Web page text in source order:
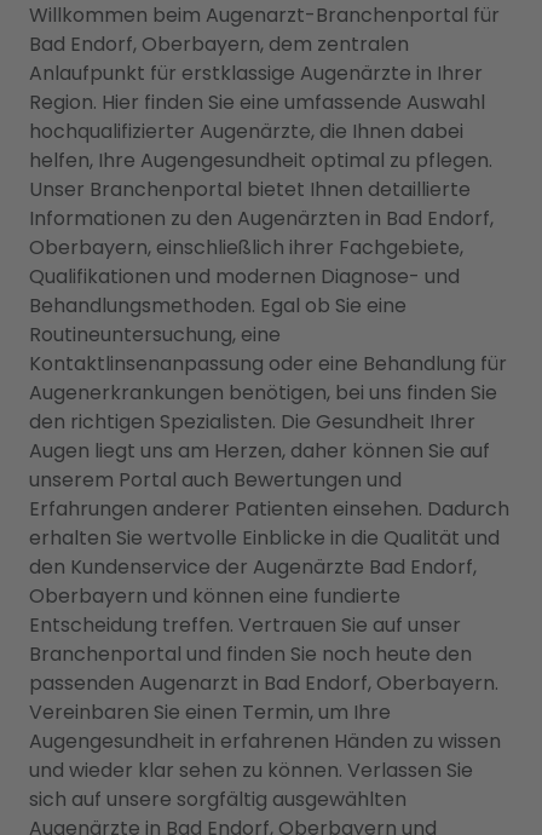
Willkommen beim Augenarzt-Branchenportal für
Bad Endorf, Oberbayern, dem zentralen
Anlaufpunkt für erstklassige Augenärzte in Ihrer
Region. Hier finden Sie eine umfassende Auswahl
hochqualifizierter Augenärzte, die Ihnen dabei
helfen, Ihre Augengesundheit optimal zu pflegen.
Unser Branchenportal bietet Ihnen detaillierte
Informationen zu den Augenärzten in Bad Endorf,
Oberbayern, einschließlich ihrer Fachgebiete,
Qualifikationen und modernen Diagnose- und
Behandlungsmethoden. Egal ob Sie eine
Routineuntersuchung, eine
Kontaktlinsenanpassung oder eine Behandlung für
Augenerkrankungen benötigen, bei uns finden Sie
den richtigen Spezialisten. Die Gesundheit Ihrer
Augen liegt uns am Herzen, daher können Sie auf
unserem Portal auch Bewertungen und
Erfahrungen anderer Patienten einsehen. Dadurch
erhalten Sie wertvolle Einblicke in die Qualität und
den Kundenservice der Augenärzte Bad Endorf,
Oberbayern und können eine fundierte
Entscheidung treffen. Vertrauen Sie auf unser
Branchenportal und finden Sie noch heute den
passenden Augenarzt in Bad Endorf, Oberbayern.
Vereinbaren Sie einen Termin, um Ihre
Augengesundheit in erfahrenen Händen zu wissen
und wieder klar sehen zu können. Verlassen Sie
sich auf unsere sorgfältig ausgewählten
Augenärzte in Bad Endorf, Oberbayern und